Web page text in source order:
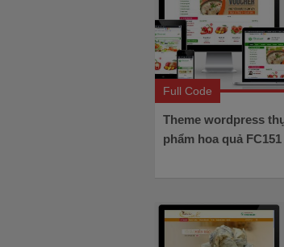
Full Code
Theme wordpress
phẩm hoa quả FC151